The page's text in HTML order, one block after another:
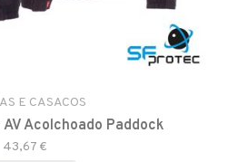
E CASACOS
Acolchoado Paddock
43,67 €